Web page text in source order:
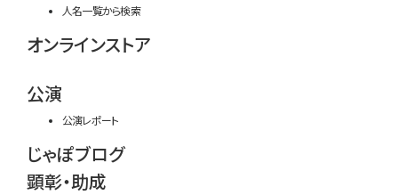
人名一覧から検索
オンラインストア
公演
公演レポート
じゃぽブログ
顕彰・助成